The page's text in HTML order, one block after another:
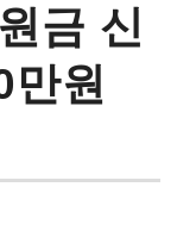
금 신
원